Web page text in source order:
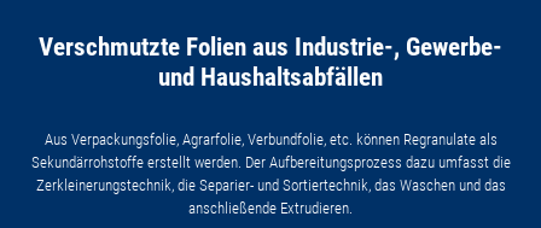
Verschmutzte Folien aus Industrie-, Gewerbe-
und Haushaltsabfällen
Aus Verpackungsfolie, Agrarfolie, Verbundfolie, etc. können Regranulate als
Sekundärrohstoffe erstellt werden. Der Aufbereitungsprozess dazu umfasst die
Zerkleinerungstechnik, die Separier- und Sortiertechnik, das Waschen und das
anschließende Extrudieren.